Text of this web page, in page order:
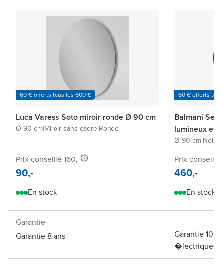
60 € offerts tous les 600 €
Luca Varess Soto miroir ronde Ø 90 cm
Ø 90 cm|Miroir sans cadre|Ronde
Prix conseillé 160,-
90,-
En stock
60 € offerts
Balmani
lumineux et
Ø 90 cm|Noir
Prix
460,-
En stock
Garantie
Garantie 8 ans
Garantie 10
�lectriques)